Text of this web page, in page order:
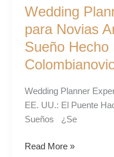
Wedding
para Novias
Sueño Hecho
Wedding Planner
EE. UU.: El Puente
Sueños ¿Se
en
Colombia
para
Novias
Americanas:
Sueño
Hecho
Realidad
Colombianovios
Read More »